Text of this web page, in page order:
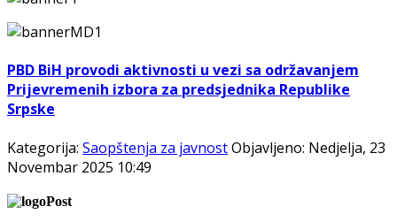
PBD BiH provodi aktivnosti u vezi sa održavanjem
Prijevremenih izbora za predsjednika Republike
Srpske
Kategorija: Saopštenja za javnostObjavljeno: Nedjelja, 23
Novembar 2025 10:49